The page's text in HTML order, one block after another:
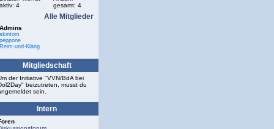
aktiv: 4
gesamt: 4
Alle Mitglieder
Admins
skintom
peppone
Reim-und-Klang
Mitgliedschaft
der Initiative "VVN/BdA bei
beizutreten, musst du
sein.
Intern